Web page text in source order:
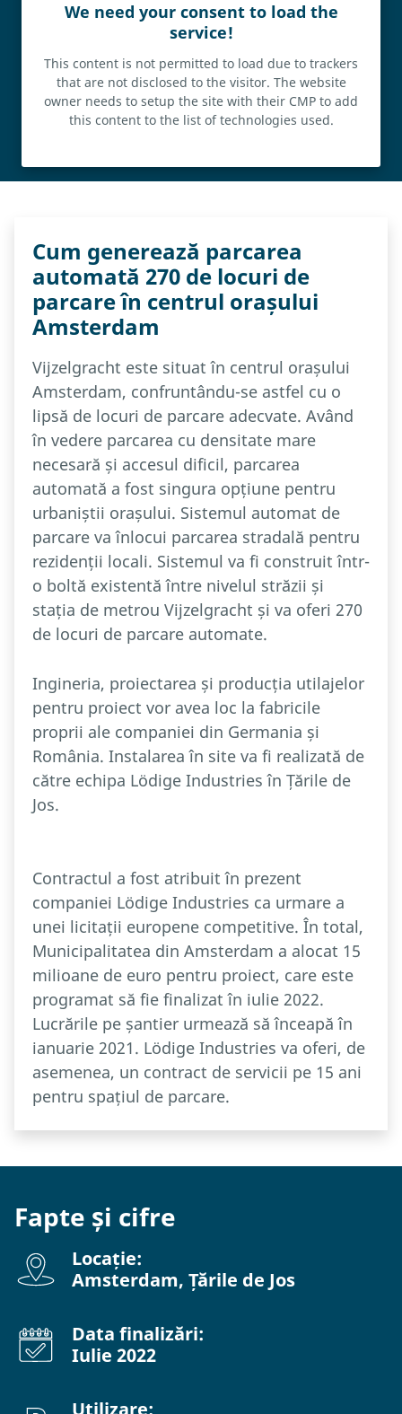
We need your consent to load the
service!
This content is not permitted to load due to trackers
that are not disclosed to the visitor. The website
owner needs to setup the site with their CMP to add
this content to the list of technologies used.
Cum generează parcarea
automată 270 de locuri de
parcare în centrul orașului
Amsterdam
Vijzelgracht este situat în centrul orașului
Amsterdam, confruntându-se astfel cu o
lipsă de locuri de parcare adecvate. Având
în vedere parcarea cu densitate mare
necesară și accesul dificil, parcarea
automată a fost singura opțiune pentru
urbaniștii orașului. Sistemul automat de
parcare va înlocui parcarea stradală pentru
rezidenții locali. Sistemul va fi construit într-
o boltă existentă între nivelul străzii și
stația de metrou Vijzelgracht și va oferi 270
de locuri de parcare automate.
Ingineria, proiectarea și producția utilajelor
pentru proiect vor avea loc la fabricile
proprii ale companiei din Germania și
România. Instalarea în site va fi realizată de
către echipa Lödige Industries în Țările de
Jos.
Contractul a fost atribuit în prezent
companiei Lödige Industries ca urmare a
unei licitații europene competitive. În total,
Municipalitatea din Amsterdam a alocat 15
milioane de euro pentru proiect, care este
programat să fie finalizat în iulie 2022.
Lucrările pe șantier urmează să înceapă în
ianuarie 2021. Lödige Industries va oferi, de
asemenea, un contract de servicii pe 15 ani
pentru spațiul de parcare.
Fapte și cifre
Locație:
Amsterdam, Țările de Jos
Data finalizări:
Iulie 2022
Utilizare: